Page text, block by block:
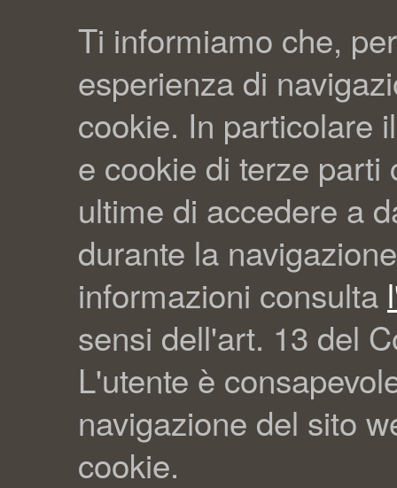
Ti informiamo che,
esperienza di
cookie. In particolare
e cookie di terze parti
ultime di accedere a
durante la
informazioni consulta
sensi dell'art. 13 del
L'utente è
navigazione del sito
cookie.